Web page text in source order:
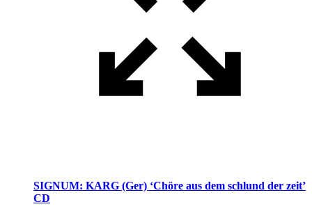
SIGNUM: KARG (Ger) ‘Chöre aus dem schlund der zeit’
CD